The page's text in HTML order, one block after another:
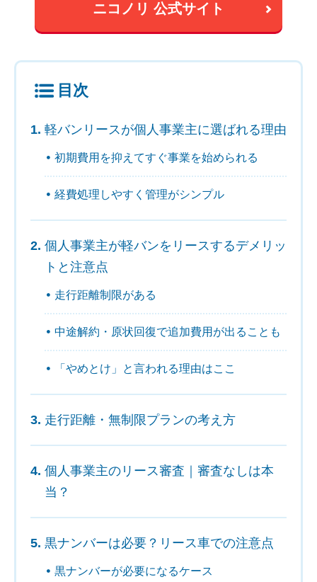
ニコノリ 公式サイト
目次
軽バンリースが個人事業主に選ばれる理由
初期費用を抑えてすぐ事業を始められる
経費処理しやすく管理がシンプル
個人事業主が軽バンをリースするデメリッ
トと注意点
走行距離制限がある
中途解約・原状回復で追加費用が出ることも
「やめとけ」と言われる理由はここ
走行距離・無制限プランの考え方
個人事業主のリース審査｜審査なしは本
当？
黒ナンバーは必要？リース車での注意点
黒ナンバーが必要になるケース